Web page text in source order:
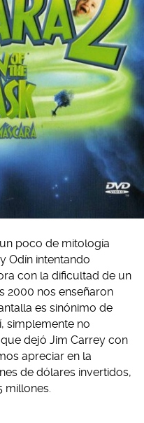
poco de mitología
Odín intentando
con la dificultad de un
2000 nos enseñaron
es sinónimo de
simplemente no
dejó Jim Carrey con
apreciar en la
de dólares invertidos,
millones.